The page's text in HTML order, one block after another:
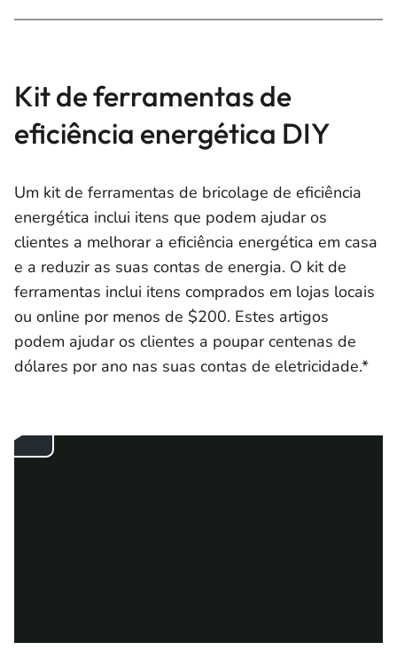
Kit de ferramentas de
eficiência energética DIY
Um kit de ferramentas de bricolage de eficiência
energética inclui itens que podem ajudar os
clientes a melhorar a eficiência energética em casa
e a reduzir as suas contas de energia. O kit de
ferramentas inclui itens comprados em lojas locais
ou online por menos de $200. Estes artigos
podem ajudar os clientes a poupar centenas de
dólares por ano nas suas contas de eletricidade.*